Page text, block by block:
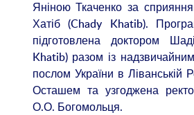
Яніною Ткаченко за
Хатіб (Chady Khatib).
підготовлена доктором
Khatib) разом із
послом України в Ліванській
Осташем та узгоджена
О.О. Богомольця.